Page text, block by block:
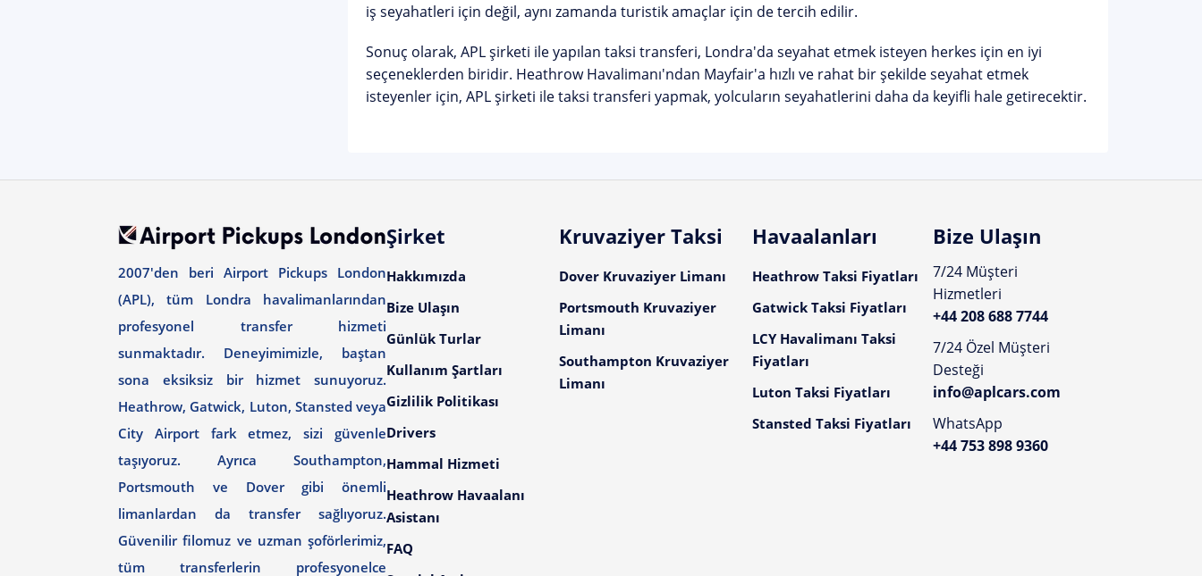
iş seyahatleri için değil, aynı zamanda turistik amaçlar için de tercih edilir.
Sonuç olarak, APL şirketi ile yapılan taksi transferi, Londra'da seyahat etmek isteyen herkes için en iyi
seçeneklerden biridir. Heathrow Havalimanı'ndan Mayfair'a hızlı ve rahat bir şekilde seyahat etmek
isteyenler için, APL şirketi ile taksi transferi yapmak, yolcuların seyahatlerini daha da keyifli hale getirecektir.
2007'den beri Airport Pickups London
(APL), tüm Londra havalimanlarından
profesyonel transfer hizmeti
sunmaktadır. Deneyimimizle, baştan
sona eksiksiz bir hizmet sunuyoruz.
Heathrow, Gatwick, Luton, Stansted veya
City Airport fark etmez, sizi güvenle
taşıyoruz. Ayrıca Southampton,
Portsmouth ve Dover gibi önemli
limanlardan da transfer sağlıyoruz.
Güvenilir filomuz ve uzman şoförlerimiz,
tüm transferlerin profesyonelce
Şirket
Hakkımızda
Bize Ulaşın
Günlük Turlar
Kullanım Şartları
Gizlilik Politikası
Drivers
Hammal Hizmeti
Heathrow Havaalanı
Asistanı
FAQ
Kruvaziyer Taksi
Dover Kruvaziyer Limanı
Portsmouth Kruvaziyer
Limanı
Southampton Kruvaziyer
Limanı
Havaalanları
Heathrow Taksi Fiyatları
Gatwick Taksi Fiyatları
LCY Havalimanı Taksi
Fiyatları
Luton Taksi Fiyatları
Stansted Taksi Fiyatları
Bize Ulaşın
7/24 Müşteri
Hizmetleri
+44 208 688 7744
7/24 Özel Müşteri
Desteği
info@aplcars.com
WhatsApp
+44 753 898 9360